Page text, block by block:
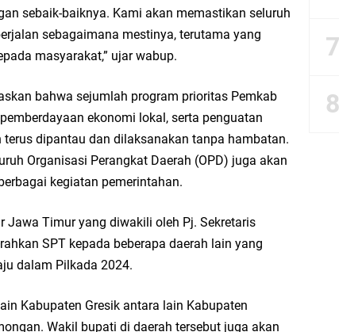
UMKM, LAZISNU Kedamean Bantu Kembangkan Warung Bu
Ekonomi Lewat Pemanfaatan Gedung C Islamic Center
Komunitas Gowes dan Pasar Ahad Jajanan Jadul di Ecopark
Ma’sum Gelar Penyembelihan Hewan Qurban dari Bupati & Kepala
Tebar Berkah Idul Adha, Bagikan Daging Kurban untuk Ratusan Warga
Gelar Penyembelihan Hewan Qurban dari Keluarga Besar dr. Titin Ekowati
sebaik-baiknya. Kami akan memastikan seluruh
sebagaimana mestinya, terutama yang
masyarakat,” ujar wabup.
bahwa sejumlah program prioritas Pemkab
ekonomi lokal, serta penguatan
dipantau dan dilaksanakan tanpa hambatan.
Organisasi Perangkat Daerah (OPD) juga akan
kegiatan pemerintahan.
Jawa Timur yang diwakili oleh Pj. Sekretaris
SPT kepada beberapa daerah lain yang
dalam Pilkada 2024.
Kabupaten Gresik antara lain Kabupaten
Wakil bupati di daerah tersebut juga akan